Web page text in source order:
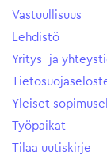
Vastuullisuus
Lehdistö
Yritys- ja
Yleiset
Työpaikat
Tilaa uutiskirje